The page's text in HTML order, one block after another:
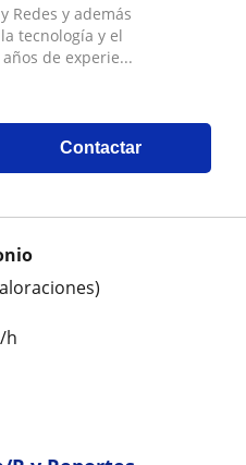
Redes y además
tecnología y el
de experie...
Contactar
/h